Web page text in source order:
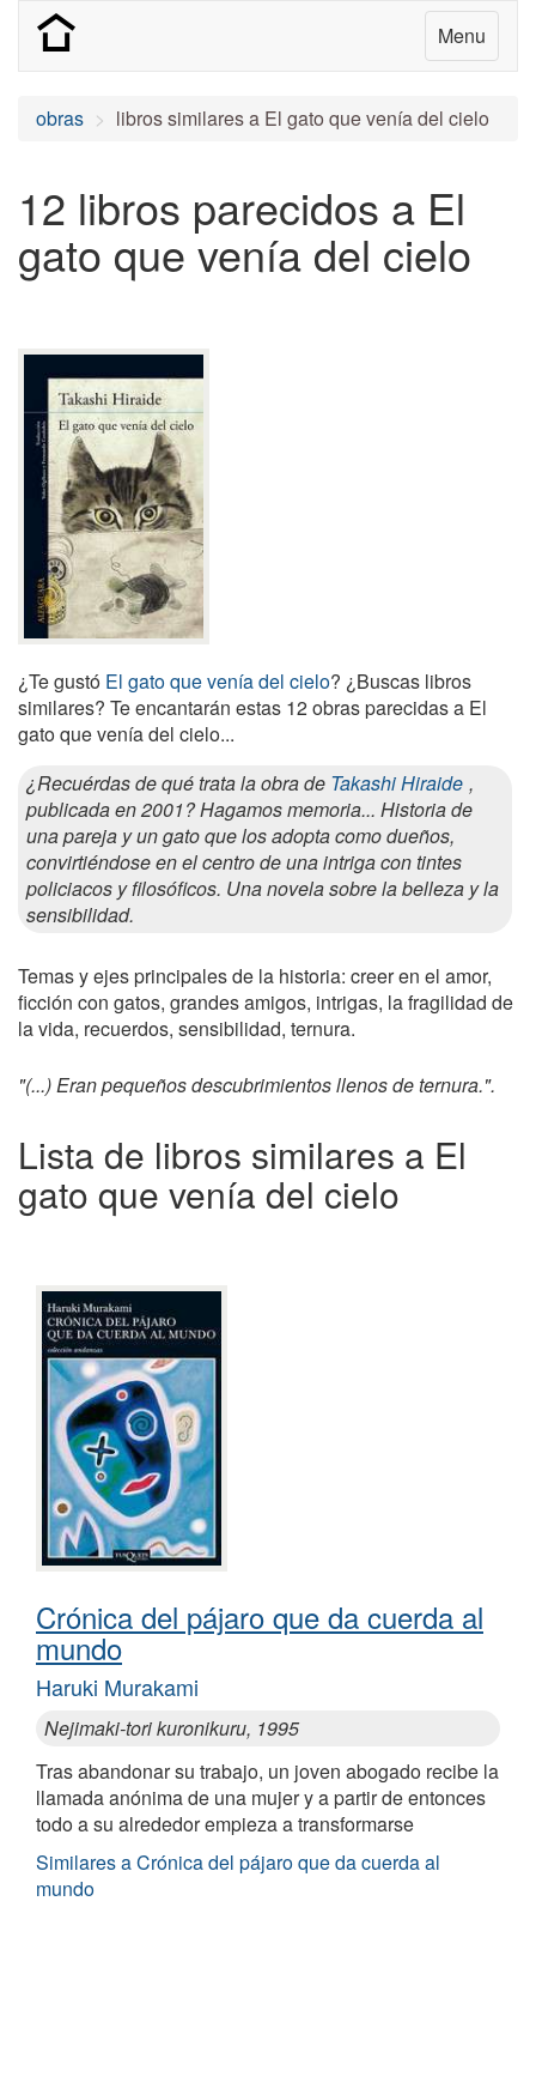
Menu
obras libros similares a El gato que venía del cielo
12 libros parecidos a El
gato que venía del cielo
¿Te gustó El gato que venía del cielo? ¿Buscas libros
similares? Te encantarán estas 12 obras parecidas a El
gato que venía del cielo...
¿Recuérdas de qué trata la obra de Takashi Hiraide ,
publicada en 2001? Hagamos memoria... Historia de
una pareja y un gato que los adopta como dueños,
convirtiéndose en el centro de una intriga con tintes
policiacos y filosóficos. Una novela sobre la belleza y la
sensibilidad.
Temas y ejes principales de la historia: creer en el amor,
ficción con gatos, grandes amigos, intrigas, la fragilidad de
la vida, recuerdos, sensibilidad, ternura.
"(...) Eran pequeños descubrimientos llenos de ternura.".
Lista de libros similares a El
gato que venía del cielo
Crónica del pájaro que da cuerda al
mundo
Haruki Murakami
Nejimaki-tori kuronikuru, 1995
Tras abandonar su trabajo, un joven abogado recibe la
llamada anónima de una mujer y a partir de entonces
todo a su alrededor empieza a transformarse
Similares a Crónica del pájaro que da cuerda al
mundo